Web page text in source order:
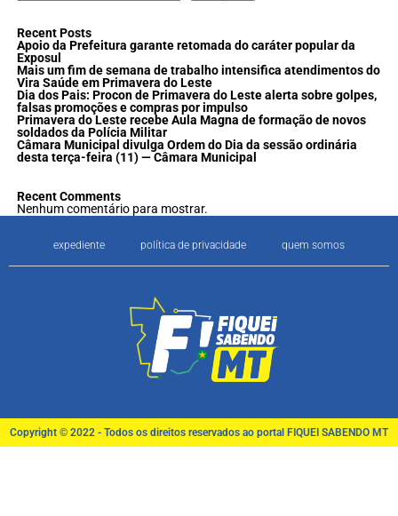
Recent Posts
Apoio da Prefeitura garante retomada do caráter popular da
Exposul
Mais um fim de semana de trabalho intensifica atendimentos do
Vira Saúde em Primavera do Leste
Dia dos Pais: Procon de Primavera do Leste alerta sobre golpes,
falsas promoções e compras por impulso
Primavera do Leste recebe Aula Magna de formação de novos
soldados da Polícia Militar
Câmara Municipal divulga Ordem do Dia da sessão ordinária
desta terça-feira (11) — Câmara Municipal
Recent Comments
Nenhum comentário para mostrar.
expediente política de privacidade quem somos
Copyright © 2022 - Todos os direitos reservados ao portal FIQUEI SABENDO MT